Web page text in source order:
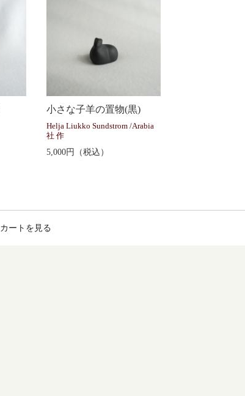
小さな子羊の置物(黒)
Helja Liukko Sundstrom /Arabia
社 作
5,000円（税込）
カートを見る